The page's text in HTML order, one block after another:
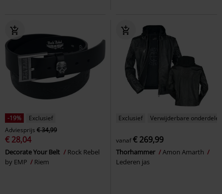
-19%
Exclusief
Adviesprijs € 34,99
€ 28,04
Decorate Your Belt
Rock Rebel
by EMP
Riem
Exclusief Verwijderbare onderdelen
vanaf€ 269,99
Thorhammer
Amon Amarth
Lederen jas